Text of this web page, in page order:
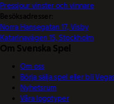
Pressjour vinster och vinnare
Besöksadresser:
Norra Hansegatan 17, Visby
Katarinavägen 15, Stockholm
Om Svenska Spel
Om oss
Börja sälja spel eller bli
Nyhetsrum
Våra logotyper